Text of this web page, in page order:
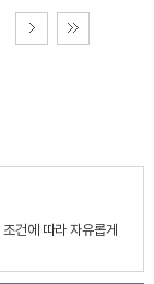
조건에 따라 자유롭게